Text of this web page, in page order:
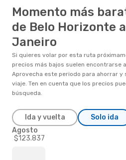
Momento más
de Belo Horizonte
Janeiro
Si quieres volar por esta ruta
precios más bajos suelen encontrarse a
Aprovecha este periodo para ahorrar y
viaje. Ten en cuenta que los precios
búsqueda.
Ida y vuelta Solo ida
$123.837
Agosto